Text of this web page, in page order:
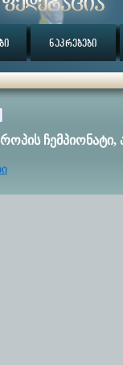
ნაკრებები